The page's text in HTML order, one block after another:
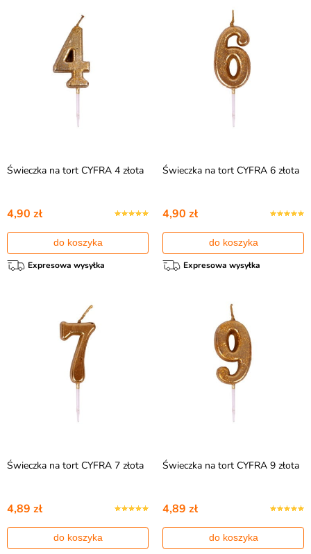
Świeczka na tort CYFRA 4 złota
4,90 zł
do koszyka
Expresowa wysyłka
Świeczka na tort CYFRA 6 złota
4,90 zł
do koszyka
Expresowa wysyłka
Świeczka na tort CYFRA 7 złota
4,89 zł
do koszyka
Świeczka na tort CYFRA 9 złota
4,89 zł
do koszyka